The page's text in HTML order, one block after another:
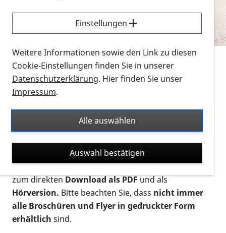
Sie möchten wissen, wie Sie nach Infonmaterial
suchen und dieses bestellen bzw. herunterladen
können? Schauen Sie sich dieErklärvideos zum
Thema Infomaterial auf der PRO RETINA-Website
für blinde und sehbehinderte Menschen an.
Auf dieser Seite finden Sie sämtliches Infomaterial
Ort. Nutzen Sie den Formatfilter, um ausschließlich
nach Flyern und Broschüren, Audios oder Videos zu
suchen. Die meisten Flyer und Broschüren werden in
verschiedenen Formaten angeboten: zur
postalischen Bestellung als gedruckte Variante
zum direktenDownload als PDFund als
Hörversion. Bitte beachten Sie, dass nicht immer
alle Broschüren und Flyer in gedruckter Form
erhältlich sind.
Einstellungen
Weitere Informationen sowie den Link zu diesen
Cookie-Einstellungen finden Sie in unserer
Datenschutzerklärung. Hier finden Sie unser
Impressum.
Alle auswählen
Auswahl bestätigen